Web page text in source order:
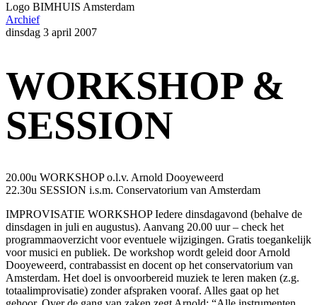
Logo BIMHUIS Amsterdam
Archief
dinsdag 3 april 2007
WORKSHOP &
SESSION
20.00u WORKSHOP o.l.v. Arnold Dooyeweerd
22.30u SESSION i.s.m. Conservatorium van Amsterdam
IMPROVISATIE WORKSHOP Iedere dinsdagavond (behalve de
dinsdagen in juli en augustus). Aanvang 20.00 uur – check het
programmaoverzicht voor eventuele wijzigingen. Gratis toegankelijk
voor musici en publiek. De workshop wordt geleid door Arnold
Dooyeweerd, contrabassist en docent op het conservatorium van
Amsterdam. Het doel is onvoorbereid muziek te leren maken (z.g.
totaalimprovisatie) zonder afspraken vooraf. Alles gaat op het